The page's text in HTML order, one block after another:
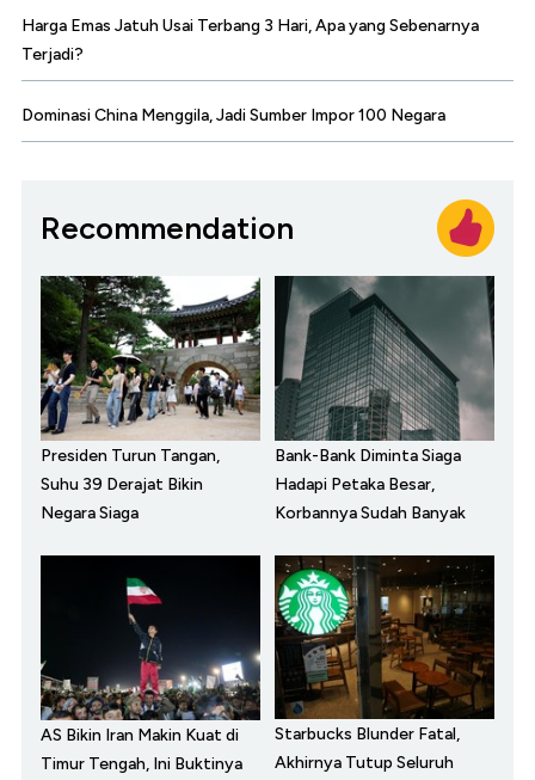
Harga Emas Jatuh Usai Terbang 3 Hari, Apa yang Sebenarnya
Terjadi?
Dominasi China Menggila, Jadi Sumber Impor 100 Negara
Recommendation
Presiden Turun Tangan,
Suhu 39 Derajat Bikin
Negara Siaga
Bank-Bank Diminta Siaga
Hadapi Petaka Besar,
Korbannya Sudah Banyak
AS Bikin Iran Makin Kuat di
Timur Tengah, Ini Buktinya
Starbucks Blunder Fatal,
Akhirnya Tutup Seluruh